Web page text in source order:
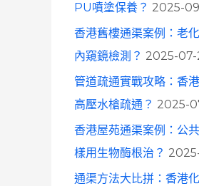
PU噴塗保養？ 2025-
香港舊樓通渠案例：老
內窺鏡檢測？ 2025-07-
管道疏通實戰攻略：香
高壓水槍疏通？ 2025-
香港屋苑通渠案例：公
樣用生物酶根治？
通渠方法大比拼：香港